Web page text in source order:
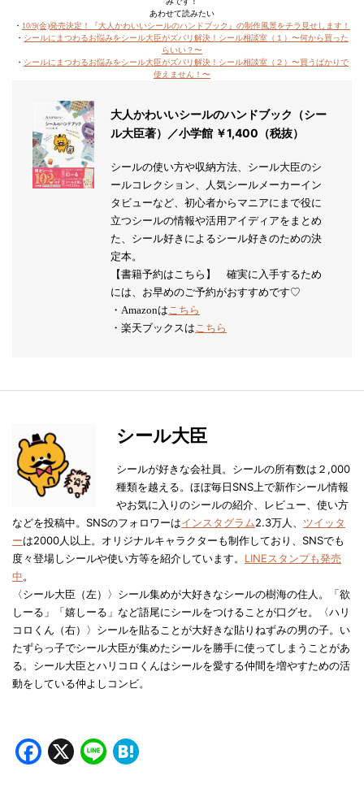
あわせて読みたい
・ 10/9(金)発売決定！『大人かわいいシールのハンドブック』の制作風景をチラ見せします！
・ シールにまつわるお悩みをシール大臣がズバリ解決！シール相談室（１）〜何から買った
らいい？〜
・ シールにまつわるお悩みをシール大臣がズバリ解決！シール相談室（２）〜買うばかりで
使えません！〜
大人かわいいシールのハンドブック（シー
ル大臣著）／小学館 ￥1,400（税抜）
シールの使い方や収納方法、シール大臣のシ
ールコレクション、人気シールメーカーイン
タビューなど、初心者からマニアにまで役に
立つシールの情報や活用アイディアをまとめ
た、シール好きによるシール好きのための決
定本。
【書籍予約はこちら】 確実に入手するため
には、お早めのご予約がおすすめです♡
・Amazonはこちら
・楽天ブックスはこちら
シール大臣
シールが好きな会社員。シールの所有数は２,000
種類を越える。ほぼ毎日SNS上で新作シール情報
やお気に入りのシールの紹介、レビュー、使い方
などを投稿中。SNSのフォロワーはインスタグラム2.3万人、 ツイッタ
ーは2000人以上。オリジナルキャラクターも制作しており、SNSでも
度々登場しシールや使い方等を紹介しています。 LINEスタンプも発売
中。
〈シール大臣（左）〉シール集めが大好きなシールの樹海の住人。「欲
しーる」「嬉しーる」など語尾にシールをつけることが口グセ。〈ハリ
コロくん（右）〉シールを貼ることが大好きな貼りねずみの男の子。い
たずらっ子でシール大臣が集めたシールを勝手に使ってしまうことがあ
る。シール大臣とハリコロくんはシールを愛する仲間を増やすための活
動をしている仲よしコンビ。
Facebook
X Line